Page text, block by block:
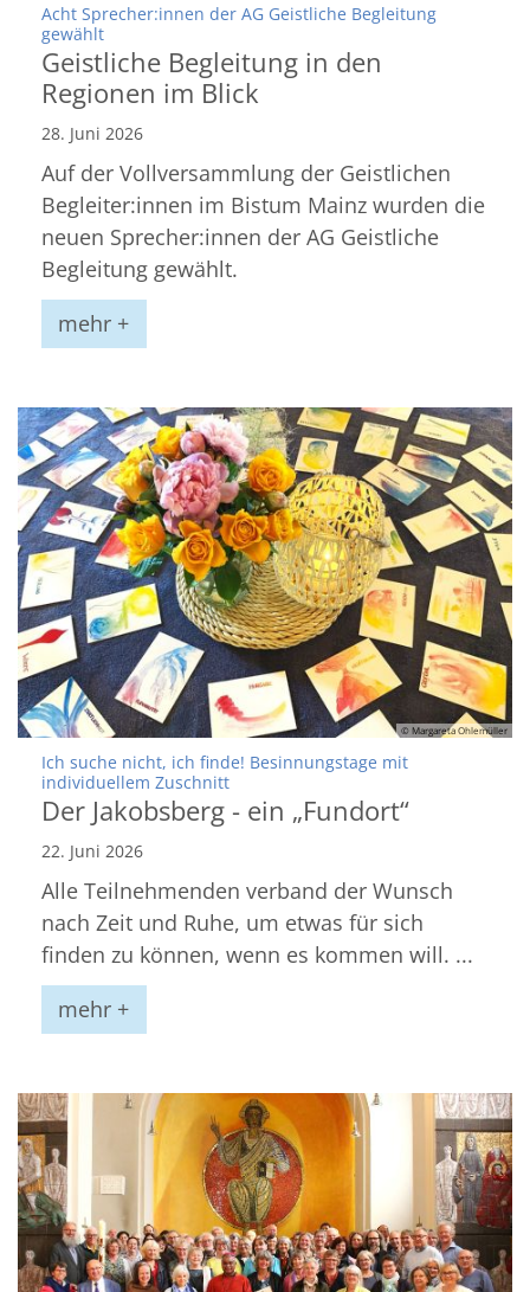
Acht Sprecher:innen der AG Geistliche Begleitung
gewählt:
Geistliche Begleitung in den
Regionen im Blick
28. Juni 2026
Auf der Vollversammlung der Geistlichen
Begleiter:innen im Bistum Mainz wurden die
neuen Sprecher:innen der AG Geistliche
Begleitung gewählt.
mehr +
© Margareta Ohlemüller
Ich suche nicht, ich finde! Besinnungstage mit
individuellem Zuschnitt:
Der Jakobsberg - ein „Fundort“
22. Juni 2026
Alle Teilnehmenden verband der Wunsch
nach Zeit und Ruhe, um etwas für sich
finden zu können, wenn es kommen will. ...
mehr +